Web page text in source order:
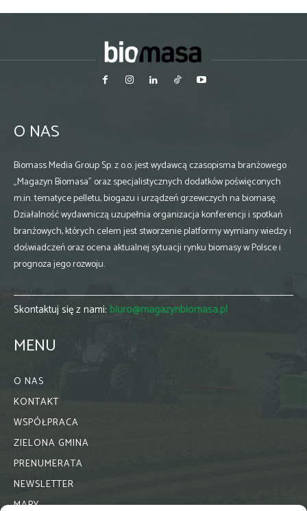
O NAS
Biomass Media Group Sp. z o.o. jest wydawcą czasopisma branżowego
„Magazyn Biomasa” oraz specjalistycznych dodatków poświęconych
m.in. tematyce pelletu, biogazu i urządzeń grzewczych na biomasę.
Działalność wydawniczą uzupełnia organizacja konferencji i spotkań
branżowych, których celem jest stworzenie platformy wymiany wiedzy i
doświadczeń oraz ocena aktualnej sytuacji rynku biomasy w Polsce i
prognoza jego rozwoju.
Skontaktuj się z nami: biuro@magazynbiomasa.pl
MENU
O NAS
KONTAKT
WSPÓŁPRACA
ZIELONA GMINA
PRENUMERATA
NEWSLETTER
MAPY